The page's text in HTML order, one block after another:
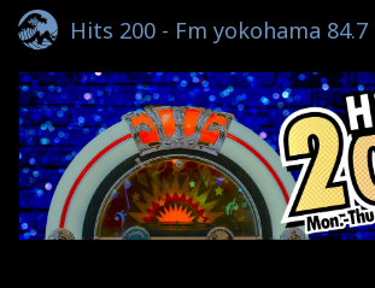
Hits 200 - Fm yokohama 84.7